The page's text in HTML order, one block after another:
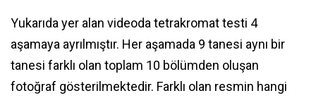
Yukarıda yer alan videoda tetrakromat testi 4
aşamaya ayrılmıştır. Her aşamada 9 tanesi aynı bir
tanesi farklı olan toplam 10 bölümden oluşan
fotoğraf gösterilmektedir. Farklı olan resmin hangi